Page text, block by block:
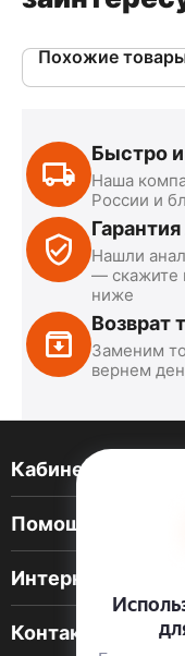
Похожие
Быстро
Наша
России и
Нашли
— скажите
ниже
Возврат
Заменим
вернем
Кабинет
Помощь
Интернет-магазин
Контакты